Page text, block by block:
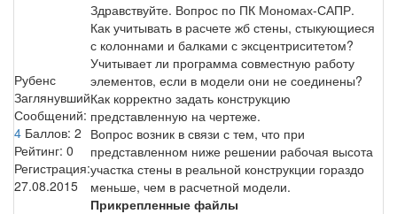
Рубенс
Заглянувший
Сообщений:
4 Баллов: 2
Рейтинг: 0
Регистрация:
27.08.2015
Здравствуйте. Вопрос по ПК Мономах-САПР.
Как учитывать в расчете жб стены, стыкующиеся
с колоннами и балками с эксцентриситетом?
Учитывает ли программа совместную работу
элементов, если в модели они не соединены?
Как корректно задать конструкцию
представленную на чертеже.
Вопрос возник в связи с тем, что при
представленном ниже решении рабочая высота
участка стены в реальной конструкции гораздо
меньше, чем в расчетной модели.
Прикрепленные файлы